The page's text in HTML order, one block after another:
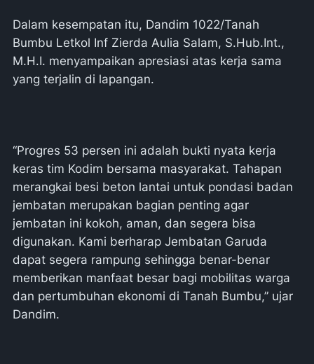
Dalam kesempatan itu, Dandim 1022/Tanah
Bumbu Letkol Inf Zierda Aulia Salam, S.Hub.Int.,
M.H.I. menyampaikan apresiasi atas kerja sama
yang terjalin di lapangan.
“Progres 53 persen ini adalah bukti nyata kerja
keras tim Kodim bersama masyarakat. Tahapan
merangkai besi beton lantai untuk pondasi badan
jembatan merupakan bagian penting agar
jembatan ini kokoh, aman, dan segera bisa
digunakan. Kami berharap Jembatan Garuda
dapat segera rampung sehingga benar-benar
memberikan manfaat besar bagi mobilitas warga
dan pertumbuhan ekonomi di Tanah Bumbu,” ujar
Dandim.